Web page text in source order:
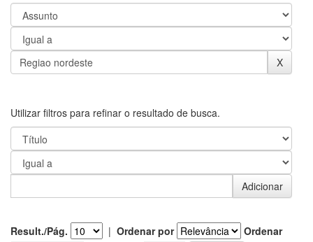
Utilizar filtros para refinar o resultado de busca.
Result./Pág. | Ordenar por
Ordenar